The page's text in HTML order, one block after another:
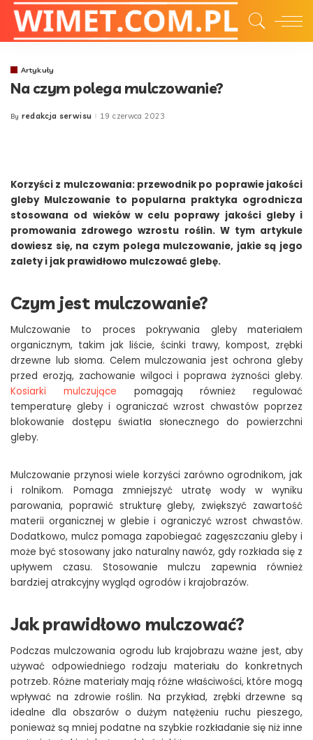
Artykuły
Na czym polega mulczowanie?
Posted
By redakcja serwisu 19 czerwca 2023
Korzyści z mulczowania: przewodnik po poprawie jakości
gleby Mulczowanie to popularna praktyka ogrodnicza
stosowana od wieków w celu poprawy jakości gleby i
promowania zdrowego wzrostu roślin. W tym artykule
dowiesz się, na czym polega mulczowanie, jakie są jego
zalety i jak prawidłowo mulczować glebę.
Czym jest mulczowanie?
Mulczowanie to proces pokrywania gleby materiałem
organicznym, takim jak liście, ścinki trawy, kompost, zrębki
drzewne lub słoma. Celem mulczowania jest ochrona gleby
przed erozją, zachowanie wilgoci i poprawa żyzności gleby.
Kosiarki mulczujące pomagają również regulować
temperaturę gleby i ograniczać wzrost chwastów poprzez
blokowanie dostępu światła słonecznego do powierzchni
gleby.
Mulczowanie przynosi wiele korzyści zarówno ogrodnikom, jak
i rolnikom. Pomaga zmniejszyć utratę wody w wyniku
parowania, poprawić strukturę gleby, zwiększyć zawartość
materii organicznej w glebie i ograniczyć wzrost chwastów.
Dodatkowo, mulcz pomaga zapobiegać zagęszczaniu gleby i
może być stosowany jako naturalny nawóz, gdy rozkłada się z
upływem czasu. Stosowanie mulczu zapewnia również
bardziej atrakcyjny wygląd ogrodów i krajobrazów.
Jak prawidłowo mulczować?
Podczas mulczowania ogrodu lub krajobrazu ważne jest, aby
używać odpowiedniego rodzaju materiału do konkretnych
potrzeb. Różne materiały mają różne właściwości, które mogą
wpływać na zdrowie roślin. Na przykład, zrębki drzewne są
idealne dla obszarów o dużym natężeniu ruchu pieszego,
ponieważ są mniej podatne na szybkie rozkładanie się niż inne